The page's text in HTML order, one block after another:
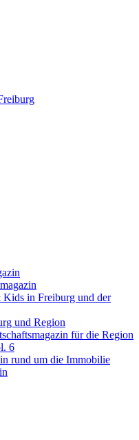
in Freiburg und der
und Region
für die Region
6
rund um die Immobilie